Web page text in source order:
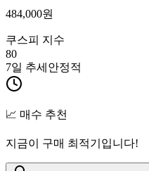
484,000원
쿠스피 지수
80
7일 추세 안정적
📈 매수 추천
지금이 구매 최적기입니다!